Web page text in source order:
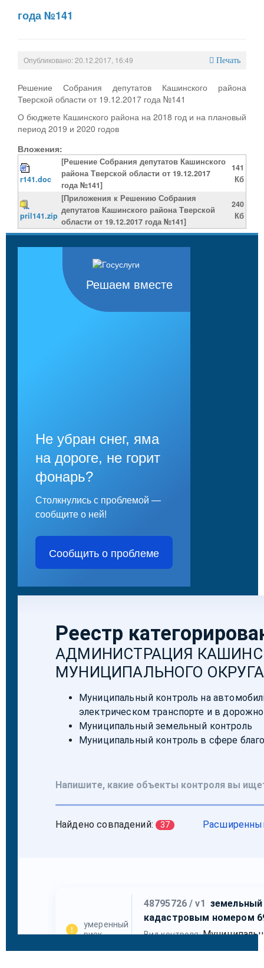
года №141
Опубликовано: 20.12.2017, 16:49 Печать
Решение Собрания депутатов Кашинского района
Тверской области от 19.12.2017 года №141
О бюджете Кашинского района на 2018 год и на плановый
период 2019 и 2020 годов
Вложения:
r141.doc
[Решение Собрания депутатов Кашинского
района Тверской области от 19.12.2017
года №141]
141
Кб
pril141.zip
[Приложения к Решению Собрания
депутатов Кашинского района Тверской
области от 19.12.2017 года №141]
240
Кб
Решаем вместе
Не убран снег, яма
на дороге, не горит
фонарь?
Столкнулись с проблемой —
сообщите о ней!
Сообщить о проблеме